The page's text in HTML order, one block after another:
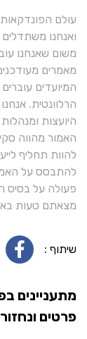
עולם
ואנחנו
משום שאנחנו
מאמרים
המיועדים
הרלוונטית.
היועצות
האמור מהווה
להוות תחליף
להתבסס על
פעולה על בסיס
מצאתם טעות
שיתוף :
מתעניינים
פרטים